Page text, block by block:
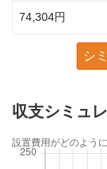
74,304円
シ
収支シミュ
設置費用がどのよう